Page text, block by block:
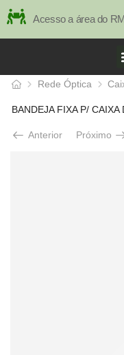
Acesso a área do
Rede Óptica
BANDEJA FIXA P/
Anterior Próximo